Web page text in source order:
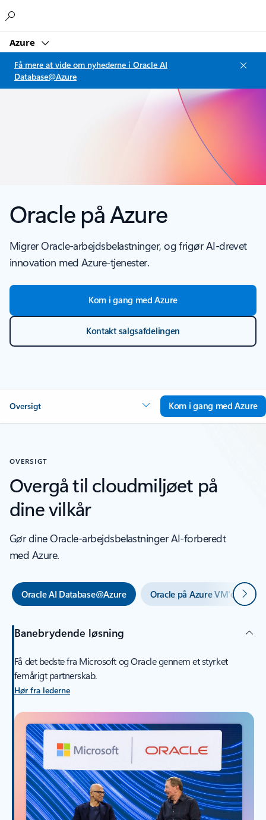
Azure
Få mere at vide om nyhederne i Oracle AI
Database@Azure
Oracle på Azure
Migrer Oracle-arbejdsbelastninger, og frigør AI-drevet
innovation med Azure-tjenester.
Kom i gang med Azure
Kontakt salgsafdelingen
Oversigt Kom i gang med Azure
OVERSIGT
Overgå til cloudmiljøet på
dine vilkår
Gør dine Oracle-arbejdsbelastninger AI-forberedt
med Azure.
Oracle AI Database@Azure Oracle på Azure VM'er Næste
Banebrydende løsning
Få det bedste fra Microsoft og Oracle gennem et styrket
femårigt partnerskab.
Hør fra lederne